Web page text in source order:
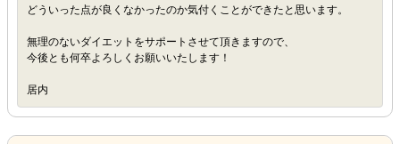
どういった点が良くなかったのか気付くことができたと思います。
無理のないダイエットをサポートさせて頂きますので、
今後とも何卒よろしくお願いいたします！
居内